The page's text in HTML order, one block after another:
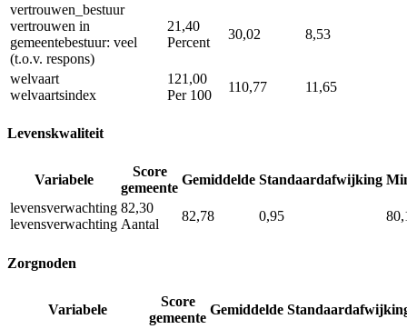
vertrouwen_bestuur
vertrouwen in
gemeentebestuur: veel
(t.o.v. respons)
21,40
Percent
30,02 8,53
welvaart
welvaartsindex
121,00
Per 100
110,77 11,65
Levenskwaliteit
Variabele
Score
gemeente
Gemiddelde Standaardafwijking
levensverwachting
levensverwachting
82,30
Aantal
82,78 0,95
Zorgnoden
Variabele
Score
gemeente
Gemiddelde